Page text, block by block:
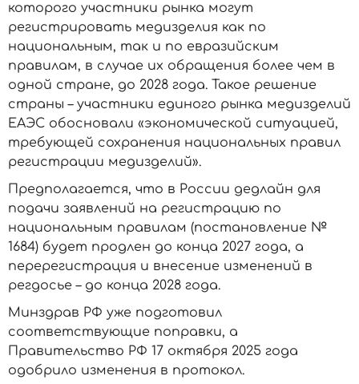
которого участники рынка могут
регистрировать медизделия как по
национальным, так и по евразийским
правилам, в случае их обращения более чем в
одной стране, до 2028 года. Такое решение
страны – участники единого рынка медизделий
ЕАЭС обосновали «экономической ситуацией,
требующей сохранения национальных правил
регистрации медизделий».
Предполагается, что в России дедлайн для
подачи заявлений на регистрацию по
национальным правилам (постановление №
1684) будет продлен до конца 2027 года, а
перерегистрация и внесение изменений в
регдосье – до конца 2028 года.
Минздрав РФ уже подготовил
соответствующие поправки, а
Правительство РФ 17 октября 2025 года
одобрило изменения в протокол.